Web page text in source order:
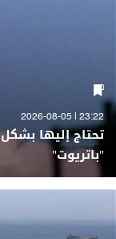
23:22 | 2026-08-05
تحتاج إليها
"باتريوت"